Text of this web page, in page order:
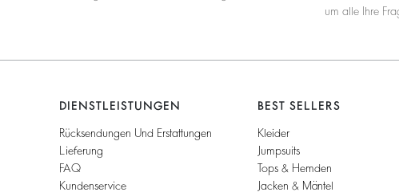
um alle Ihre
DIENSTLEISTUNGEN
Rücksendungen Und Erstattungen
Lieferung
FAQ
Kundenservice
BEST SELLERS
Kleider
Jumpsuits
Tops & Hemden
Jacken & Mäntel